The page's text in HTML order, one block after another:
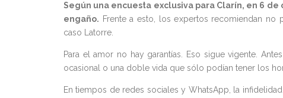
Según una encuesta exclusiva para Clarín, en 6
engaño. Frente a esto, los expertos recomiendan
caso Latorre.
Para el amor no hay garantías. Eso sigue vigente.
ocasional o una doble vida que sólo podían tener los
En tiempos de redes sociales y WhatsApp, la